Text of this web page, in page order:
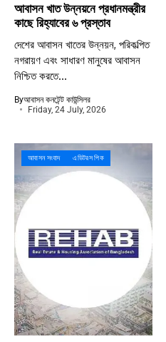
আবাসন খাত উন্নয়নে প্রধানমন্ত্রীর
কাছে রিহ্যাবের ৬ প্রস্তাব
দেশের আবাসন খাতের উন্নয়ন, পরিকল্পিত
নগরায়ণ এবং সাধারণ মানুষের আবাসন
নিশ্চিত করতে...
Byআবাসন কনটেন্ট কাউন্সিলর
Friday, 24 July, 2026
আবাসন সংবাদ এডিটরস পিক